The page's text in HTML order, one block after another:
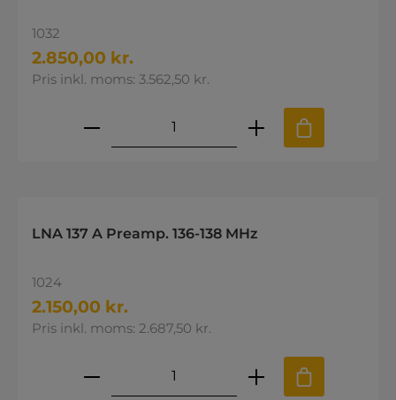
1032
2.850,00 kr.
Pris inkl. moms: 3.562,50 kr.
Produktmængde: Indtast den
LNA 137 A Preamp. 136-138 MHz
1024
2.150,00 kr.
Pris inkl. moms: 2.687,50 kr.
Produktmængde: Indtast den